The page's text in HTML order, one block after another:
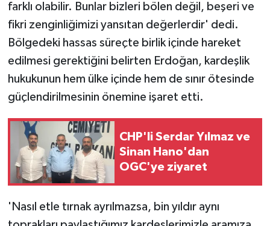
farklı olabilir. Bunlar bizleri bölen değil, beşeri ve
fikri zenginliğimizi yansıtan değerlerdir' dedi.
Bölgedeki hassas süreçte birlik içinde hareket
edilmesi gerektiğini belirten Erdoğan, kardeşlik
hukukunun hem ülke içinde hem de sınır ötesinde
güçlendirilmesinin önemine işaret etti.
CHP'li Serdar Yılmaz ve
Sinan Hano'dan
OGC'ye ziyaret
'Nasıl etle tırnak ayrılmazsa, bin yıldır aynı